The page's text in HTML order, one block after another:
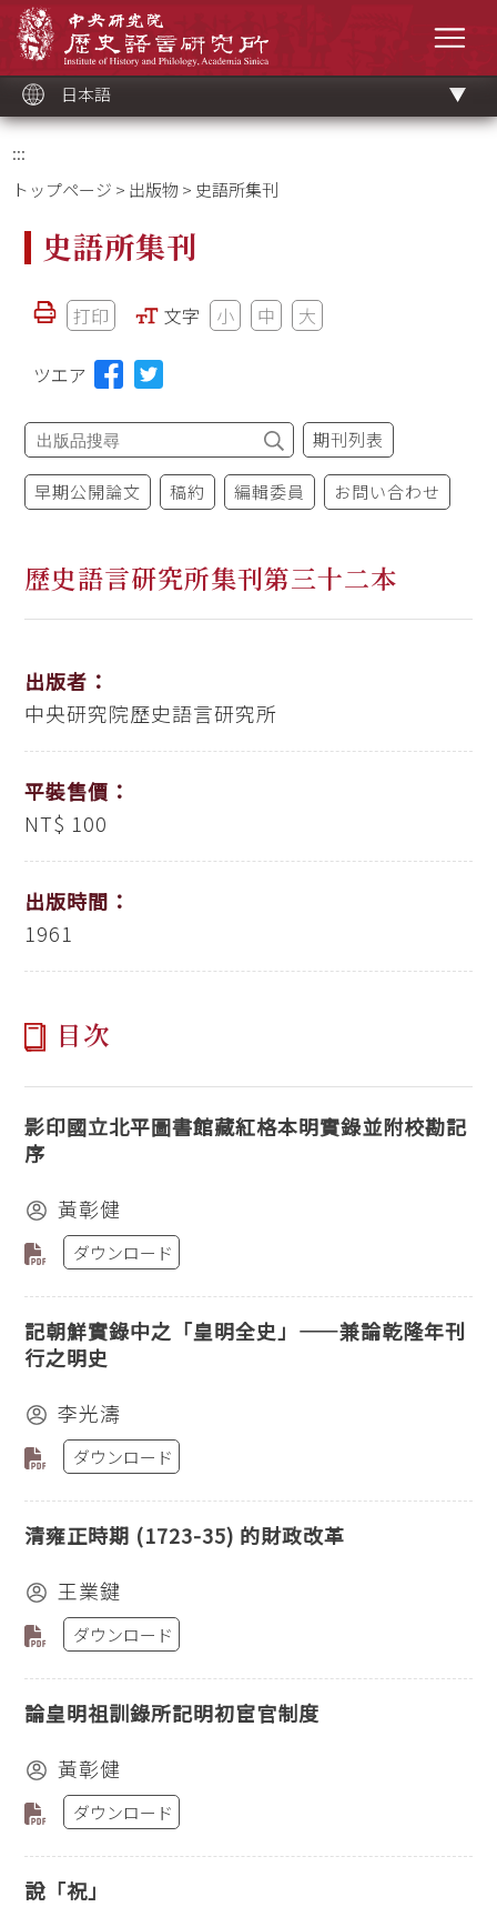
ッ
ク
日本語
:::
トップページ > 出版物 > 史語所集刊
史語所集刊
打印 文字 小 中 大
ツエア
期刊列表
早期公開論文 稿約 編輯委員 お問い合わせ
歷史語言研究所集刊第三十二本
出版者：
中央研究院歷史語言研究所
平裝售價：
NT$ 100
出版時間：
1961
目次
影印國立北平圖書館藏紅格本明實錄並附校勘記
序
黃彰健
ダウンロード
記朝鮮實錄中之「皇明全史」——兼論乾隆年刊
行之明史
李光濤
ダウンロード
清雍正時期 (1723-35) 的財政改革
王業鍵
ダウンロード
論皇明祖訓錄所記明初宦官制度
黃彰健
ダウンロード
說「祝」